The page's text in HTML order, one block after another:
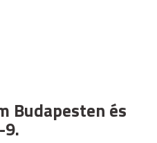
Budapesten és